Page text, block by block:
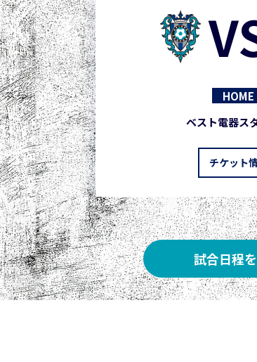
HOME
ベスト電器ス
チケット
試合日程